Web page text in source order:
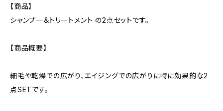
【商品】
シャンプー＆トリートメント の2点セットです。
【商品概要】
細毛や乾燥での広がり、エイジングでの広がりに特に効果的な2
点SETです。